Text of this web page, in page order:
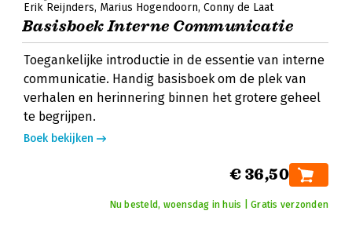
Erik Reijnders Marius Hogendoorn Conny de Laat
Basisboek Interne Communicatie
Toegankelijke introductie in de essentie van interne
communicatie. Handig basisboek om de plek van
verhalen en herinnering binnen het grotere geheel
te begrijpen.
Boek bekijken
€ 36,50
Nu besteld, woensdag in huis | Gratis verzonden